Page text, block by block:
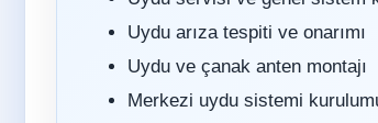
Uydu arıza tespiti ve onarımı
Uydu ve çanak anten montajı
Merkezi uydu sistemi